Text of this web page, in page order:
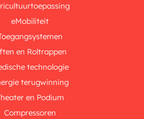
eMobiliteit
en Roltrappen
technologie
terugwinning
en Podium
Compressoren